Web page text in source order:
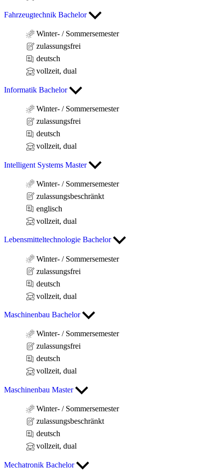
Fahrzeugtechnik Bachelor
Winter- / Sommersemester
zulassungsfrei
deutsch
vollzeit, dual
Informatik Bachelor
Winter- / Sommersemester
zulassungsfrei
deutsch
vollzeit, dual
Intelligent Systems Master
Winter- / Sommersemester
zulassungsbeschränkt
englisch
vollzeit, dual
Lebensmitteltechnologie Bachelor
Winter- / Sommersemester
zulassungsfrei
deutsch
vollzeit, dual
Maschinenbau Bachelor
Winter- / Sommersemester
zulassungsfrei
deutsch
vollzeit, dual
Maschinenbau Master
Winter- / Sommersemester
zulassungsbeschränkt
deutsch
vollzeit, dual
Mechatronik Bachelor